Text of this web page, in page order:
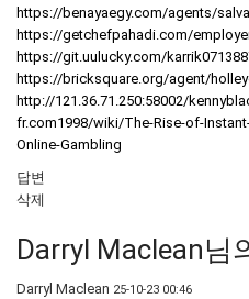
https://benayaegy.com/agents/
https://getchefpahadi.com/
https://git.uulucky.com/
https://bricksquare.org/agent/
http://121.36.71.250:58002/
fr.com1998/wiki/The-Rise-of-
Online-Gambling
답변
삭제
Darryl Maclean님
Darryl Maclean 25-10-23 00:46